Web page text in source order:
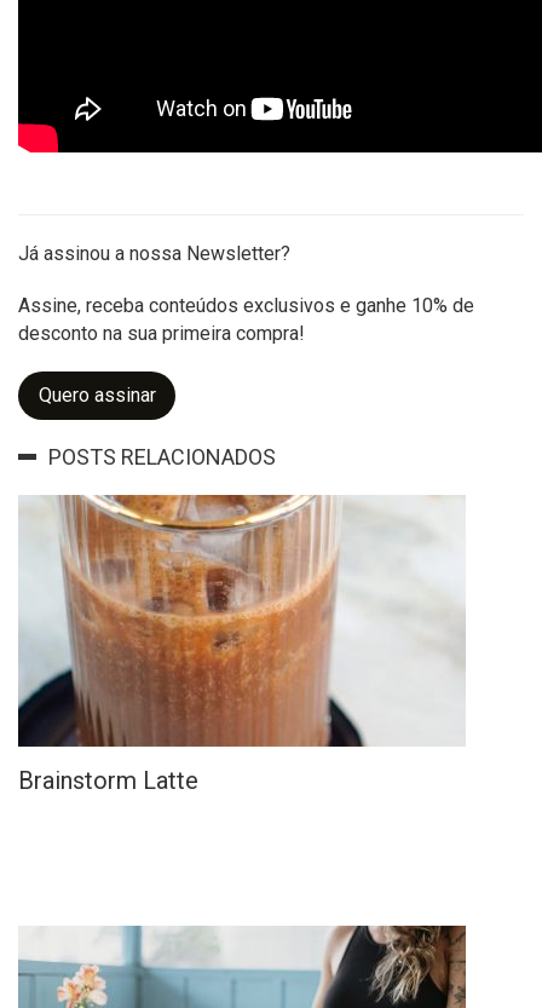
Já assinou a nossa Newsletter?
Assine, receba conteúdos exclusivos e ganhe 10% de
desconto na sua primeira compra!
Quero assinar
POSTS RELACIONADOS
Brainstorm Latte